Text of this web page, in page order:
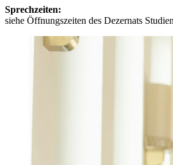
Sprechzeiten:
siehe Öffnungszeiten des Dezernats